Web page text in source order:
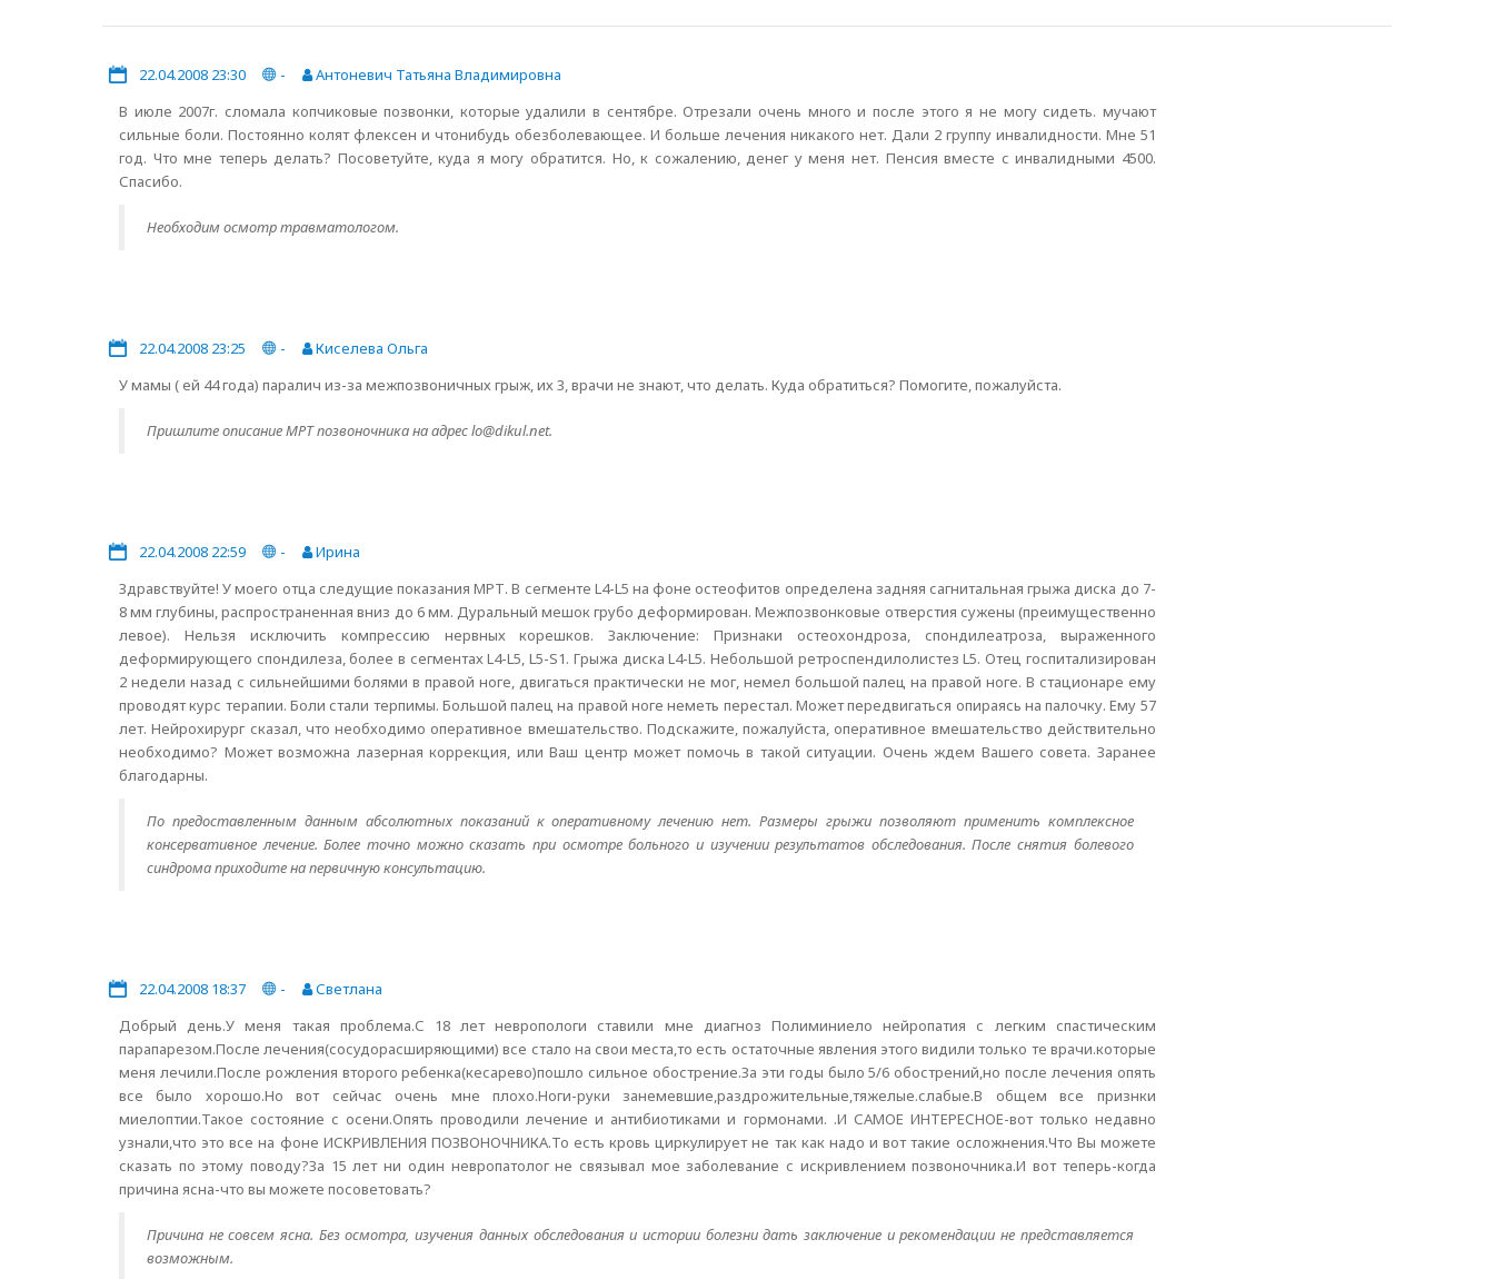
22.04.2008 23:30 -
Антоневич Татьяна Владимировна
В июле 2007г. сломала копчиковые позвонки, которые удалили в сентябре. Отрезали очень много и после этого я не могу сидеть. мучают
сильные боли. Постоянно колят флексен и чтонибудь обезболевающее. И больше лечения никакого нет. Дали 2 группу инвалидности. Мне 51
год. Что мне теперь делать? Посоветуйте, куда я могу обратится. Но, к сожалению, денег у меня нет. Пенсия вместе с инвалидными 4500.
Спасибо.
Необходим осмотр травматологом.
22.04.2008 23:25 -
Киселева Ольга
У мамы ( ей 44 года) паралич из-за межпозвоничных грыж, их 3, врачи не знают, что делать. Куда обратиться? Помогите, пожалуйста.
Пришлите описание МРТ позвоночника на адрес lo@dikul.net.
22.04.2008 22:59 -
Ирина
Здравствуйте! У моего отца следущие показания МРТ. В сегменте L4-L5 на фоне остеофитов определена задняя сагнитальная грыжа диска до 7-
8 мм глубины, распространенная вниз до 6 мм. Дуральный мешок грубо деформирован. Межпозвонковые отверстия сужены (преимущественно
левое). Нельзя исключить компрессию нервных корешков. Заключение: Признаки остеохондроза, спондилеатроза, выраженного
деформирующего спондилеза, более в сегментах L4-L5, L5-S1. Грыжа диска L4-L5. Небольшой ретроспендилолистез L5. Отец госпитализирован
2 недели назад с сильнейшими болями в правой ноге, двигаться практически не мог, немел большой палец на правой ноге. В стационаре ему
проводят курс терапии. Боли стали терпимы. Большой палец на правой ноге неметь перестал. Может передвигаться опираясь на палочку. Ему 57
лет. Нейрохирург сказал, что необходимо оперативное вмешательство. Подскажите, пожалуйста, оперативное вмешательство действительно
необходимо? Может возможна лазерная коррекция, или Ваш центр может помочь в такой ситуации. Очень ждем Вашего совета. Заранее
благодарны.
По предоставленным данным абсолютных показаний к оперативному лечению нет. Размеры грыжи позволяют применить комплексное
консервативное лечение. Более точно можно сказать при осмотре больного и изучении результатов обследования. После снятия болевого
синдрома приходите на первичную консультацию.
22.04.2008 18:37 -
Светлана
Добрый день.У меня такая проблема.С 18 лет невропологи ставили мне диагноз Полиминиело нейропатия с легким спастическим
парапарезом.После лечения(сосудорасширяющими) все стало на свои места,то есть остаточные явления этого видили только те врачи.которые
меня лечили.После рожления второго ребенка(кесарево)пошло сильное обострение.За эти годы было 5/6 обострений,но после лечения опять
все было хорошо.Но вот сейчас очень мне плохо.Ноги-руки занемевшие,раздрожительные,тяжелые.слабые.В общем все признки
миелоптии.Такое состояние с осени.Опять проводили лечение и антибиотиками и гормонами. .И САМОЕ ИНТЕРЕСНОЕ-вот только недавно
узнали,что это все на фоне ИСКРИВЛЕНИЯ ПОЗВОНОЧНИКА.То есть кровь циркулирует не так как надо и вот такие осложнения.Что Вы можете
сказать по этому поводу?За 15 лет ни один невропатолог не связывал мое заболевание с искривлением позвоночника.И вот теперь-когда
причина ясна-что вы можете посоветовать?
Причина не совсем ясна. Без осмотра, изучения данных обследования и истории болезни дать заключение и рекомендации не представляется
возможным.